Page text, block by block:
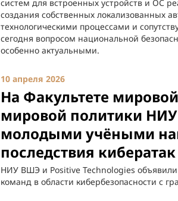
систем для встроенных устройств и ОС
создания собственных локализованных
технологическими процессами и
сегодня вопросом национальной
особенно актуальными.
10 апреля 2026
На Факультете
мировой политики
молодыми учёными
последствия кибератак
НИУ ВШЭ и Positive Technologies объявили
команд в области кибербезопасности с